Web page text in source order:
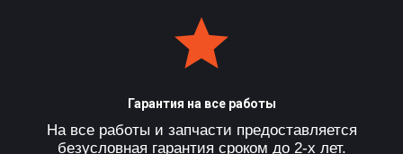
Гарантия на все работы
На все работы и запчасти предоставляется
безусловная гарантия сроком до 2-х лет.